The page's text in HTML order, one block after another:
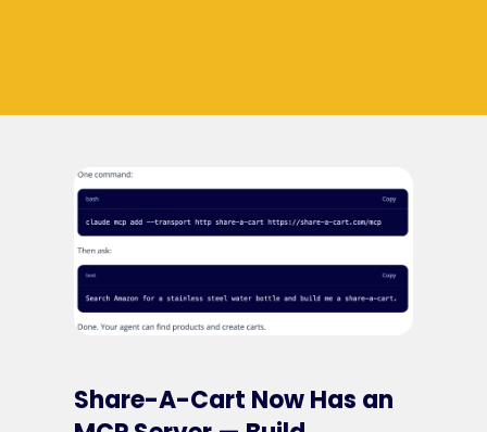
Share-A-Cart Now Has an